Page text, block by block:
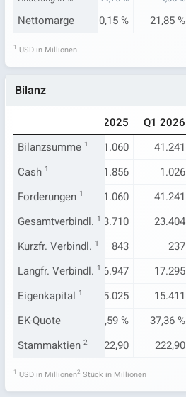
Nettomarge
23,61 % 0,15 % 21,85 %
1 USD in Millionen
Bilanz
Q4 2025 Q1 2026
Bilanzsumme 1
41.659 41.060 41.241
Cash 12.324 1.856 1.026
Forderungen 1
41.659 41.060 41.241
Gesamtverbindl. 1
23.891 23.710 23.404
Kurzfr. Verbindl. 1
1.235 843 237
Langfr. Verbindl. 1
16.459 16.947 17.295
Eigenkapital 1
15.538 15.025 15.411
EK-Quote
37,29 % 36,59 % 37,36 %
Stammaktien 2
222,90 222,90 222,90
1 USD in Millionen2 Stück in Millionen